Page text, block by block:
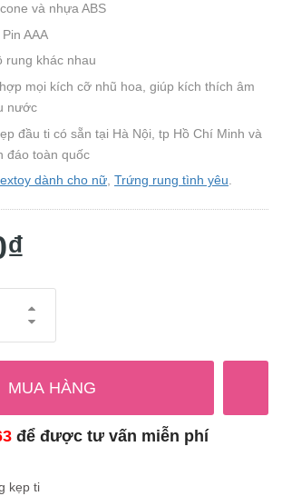
và nhựa ABS
AAA
rung khác nhau
mọi kích cỡ nhũ hoa, giúp kích thích âm
nước
đầu ti có sẵn tại Hà Nội, tp Hồ Chí Minh và
đáo toàn quốc
dành cho nữ Trứng rung tình yêu
MUA HÀNG
để được tư vấn miễn phí
kẹp ti